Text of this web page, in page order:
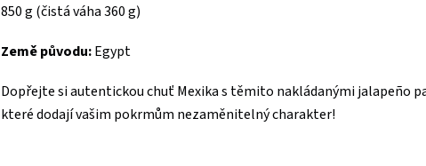
850 g (čistá váha 360 g)
Země původu:Egypt
Dopřejte si autentickou chuť Mexika s těmito nakládanými jalapeño
které dodají vašim pokrmům nezaměnitelný charakter!